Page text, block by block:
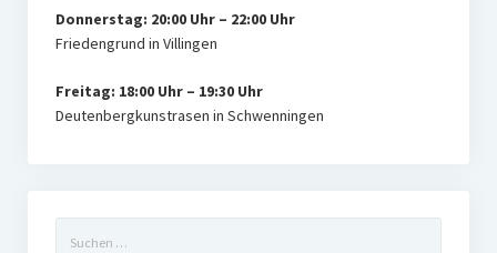
Donnerstag: 20:00 Uhr – 22:00 Uhr
Friedengrund in Villingen
Freitag: 18:00 Uhr – 19:30 Uhr
Deutenbergkunstrasen in Schwenningen